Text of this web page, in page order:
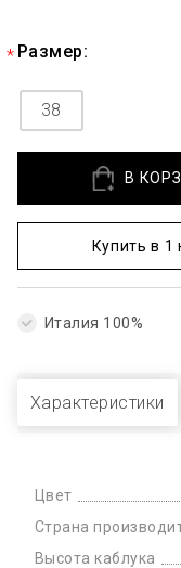
Размер:
38
В
Купить в 1
Италия 100%
Характеристики
Цвет
Страна
Высота каблука